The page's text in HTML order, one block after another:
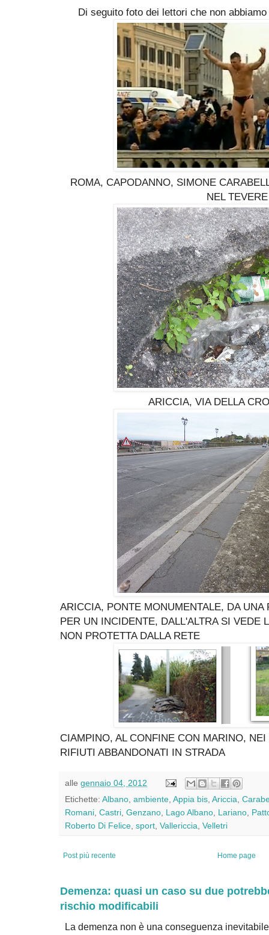
Di seguito foto dei lettori che non
ROMA, CAPODANNO, SIMONE
NEL TEVERE
ARICCIA, VIA DELLA
ARICCIA, PONTE MONUMENTALE, DA UNA
PER UN INCIDENTE, DALL'ALTRA SI VEDE
NON PROTETTA DALLA RETE
CIAMPINO, AL CONFINE CON MARINO,
RIFIUTI ABBANDONATI IN STRADA
alle gennaio 04, 2012
Etichette: Albano ambiente Appia bis Ariccia
Romani Castri Genzano Lago Albano Lariano
Roberto Di Felice sport Vallericcia Velletri
Post più recente Home page
Demenza: quasi un caso su due
rischio modificabili
La demenza non è una conseguenza